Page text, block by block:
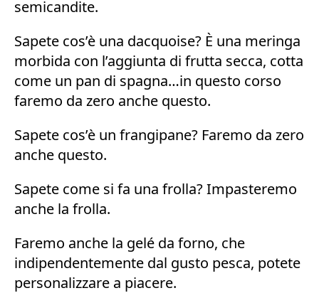
semicandite.
Sapete cos’è una dacquoise? È una meringa
morbida con l’aggiunta di frutta secca, cotta
come un pan di spagna…in questo corso
faremo da zero anche questo.
Sapete cos’è un frangipane? Faremo da zero
anche questo.
Sapete come si fa una frolla? Impasteremo
anche la frolla.
Faremo anche la gelé da forno, che
indipendentemente dal gusto pesca, potete
personalizzare a piacere.